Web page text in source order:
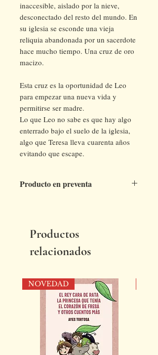
inaccesible, aislado por la nieve,
desconectado del resto del mundo. En
su iglesia se esconde una vieja
reliquia abandonada por un sacerdote
hace mucho tiempo. Una cruz de oro
macizo.
Esta cruz es la oportunidad de Leo
para empezar una nueva vida y
permitirse ser madre.
Lo que Leo no sabe es que hay algo
enterrado bajo el suelo de la iglesia,
algo que Teresa lleva cuarenta años
evitando que escape.
Producto en preventa
Productos
relacionados
NOVEDAD